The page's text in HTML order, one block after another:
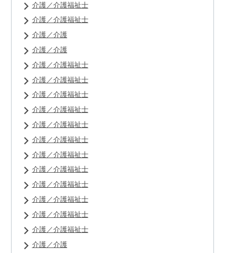
介護／介護福祉士
介護／介護福祉士
介護／介護
介護／介護
介護／介護福祉士
介護／介護福祉士
介護／介護福祉士
介護／介護福祉士
介護／介護福祉士
介護／介護福祉士
介護／介護福祉士
介護／介護福祉士
介護／介護福祉士
介護／介護福祉士
介護／介護福祉士
介護／介護福祉士
介護／介護